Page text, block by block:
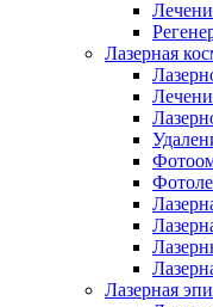
Лазерная
Лазерная